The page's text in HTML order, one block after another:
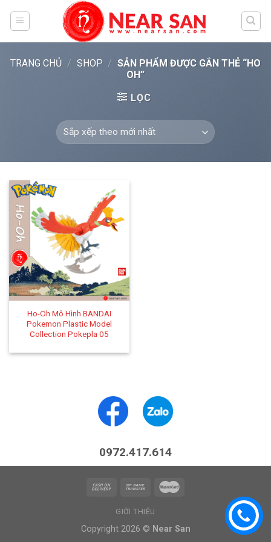
TRANG CHỦ / SHOP / SẢN PHẨM ĐƯỢC GẮN THẺ “HO
OH”
LỌC
Ho-Oh Mô Hình BANDAI
Pokemon Plastic Model
Collection Pokepla 05
0972.417.614
GIỚI THIỆU
Copyright 2026 © Near San